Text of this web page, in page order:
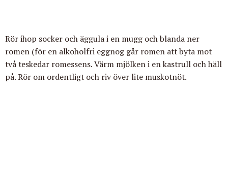
Rör ihop socker och äggula i en mugg och blanda ner
romen (för en alkoholfri eggnog går romen att byta mot
två teskedar romessens. Värm mjölken i en kastrull och häll
på. Rör om ordentligt och riv över lite muskotnöt.